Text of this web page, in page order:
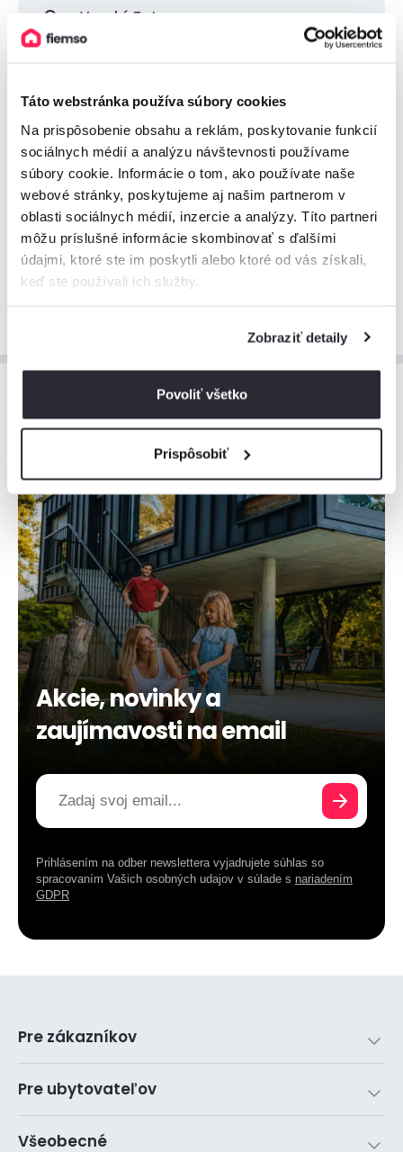
Táto webstránka používa súbory cookies
Na prispôsobenie obsahu a reklám, poskytovanie funkcií
sociálnych médií a analýzu návštevnosti používame
súbory cookie. Informácie o tom, ako používate naše
webové stránky, poskytujeme aj našim partnerom v
oblasti sociálnych médií, inzercie a analýzy. Títo partneri
môžu príslušné informácie skombinovať s ďalšími
údajmi, ktoré ste im poskytli alebo ktoré od vás získali,
keď ste používali ich služby.
Zobraziť detaily
Povoliť všetko
Prispôsobiť
Vysoké Tatry
Malá Fatra
Veľká Fatra
Orava
Zobraziť viac
Akcie, novinky a
zaujímavosti na email
Prihlásením na odber newslettera vyjadrujete súhlas so
spracovaním Vašich osobných udajov v súlade s nariadením
GDPR
Pre zákazníkov
Pre ubytovateľov
Všeobecné